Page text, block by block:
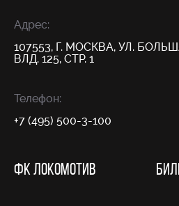
Адрес:
107553, Г. МОСКВА, УЛ.
ВЛД. 125, СТР. 1
Телефон:
+7 (495) 500-3-100
ФК ЛОКОМОТИВ